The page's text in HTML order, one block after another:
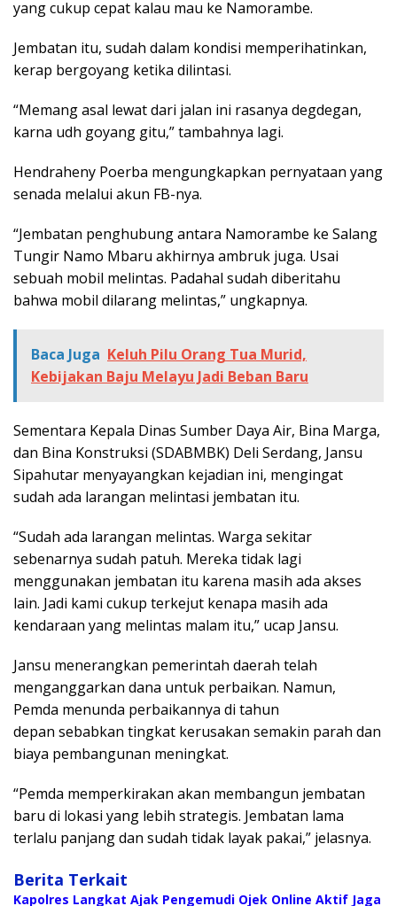
yang cukup cepat kalau mau ke Namorambe.
Jembatan itu, sudah dalam kondisi memperihatinkan,
kerap bergoyang ketika dilintasi.
“Memang asal lewat dari jalan ini rasanya degdegan,
karna udh goyang gitu,” tambahnya lagi.
Hendraheny Poerba mengungkapkan pernyataan yang
senada melalui akun FB-nya.
“Jembatan penghubung antara Namorambe ke Salang
Tungir Namo Mbaru akhirnya ambruk juga. Usai
sebuah mobil melintas. Padahal sudah diberitahu
bahwa mobil dilarang melintas,” ungkapnya.
Baca Juga Keluh Pilu Orang Tua Murid,
Kebijakan Baju Melayu Jadi Beban Baru
Sementara Kepala Dinas Sumber Daya Air, Bina Marga,
dan Bina Konstruksi (SDABMBK) Deli Serdang, Jansu
Sipahutar menyayangkan kejadian ini, mengingat
sudah ada larangan melintasi jembatan itu.
“Sudah ada larangan melintas. Warga sekitar
sebenarnya sudah patuh. Mereka tidak lagi
menggunakan jembatan itu karena masih ada akses
lain. Jadi kami cukup terkejut kenapa masih ada
kendaraan yang melintas malam itu,” ucap Jansu.
Jansu menerangkan pemerintah daerah telah
menganggarkan dana untuk perbaikan. Namun,
Pemda menunda perbaikannya di tahun
depan sebabkan tingkat kerusakan semakin parah dan
biaya pembangunan meningkat.
“Pemda memperkirakan akan membangun jembatan
baru di lokasi yang lebih strategis. Jembatan lama
terlalu panjang dan sudah tidak layak pakai,” jelasnya.
Berita Terkait
Kapolres Langkat Ajak Pengemudi Ojek Online Aktif Jaga